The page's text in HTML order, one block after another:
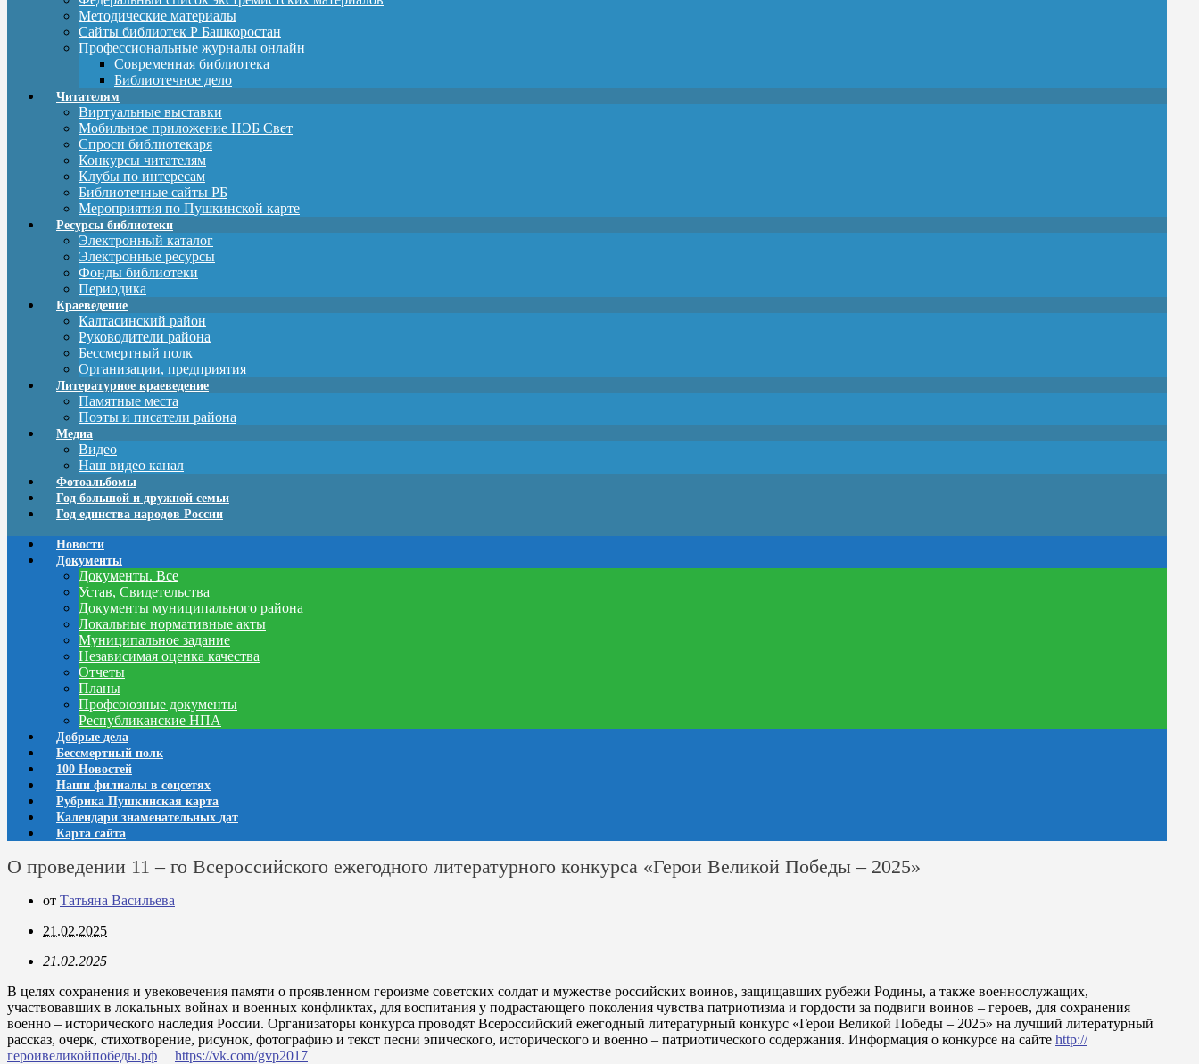
Методические материалы
Сайты библиотек Р Башкоростан
Профессиональные журналы онлайн
Современная библиотека
Библиотечное дело
Читателям
Виртуальные выставки
Мобильное приложение НЭБ Свет
Спроси библиотекаря
Конкурсы читателям
Клубы по интересам
Библиотечные сайты РБ
Мероприятия по Пушкинской карте
Ресурсы библиотеки
Электронный каталог
Электронные ресурсы
Фонды библиотеки
Периодика
Краеведение
Калтасинский район
Руководители района
Бессмертный полк
Организации, предприятия
Литературное краеведение
Памятные места
Поэты и писатели района
Медиа
Видео
Наш видео канал
Фотоальбомы
Год большой и дружной семьи
Год единства народов России
Новости
Документы
Документы. Все
Устав, Свидетельства
Документы муниципального района
Локальные нормативные акты
Муниципальное задание
Независимая оценка качества
Отчеты
Планы
Профсоюзные документы
Республиканские НПА
Добрые дела
Бессмертный полк
100 Новостей
Наши филиалы в соцсетях
Рубрика Пушкинская карта
Календари знаменательных дат
Карта сайта
О проведении 11 – го Всероссийского ежегодного литературного конкурса «Герои Великой Победы – 2025»
от Татьяна Васильева
21.02.2025
21.02.2025
В целях сохранения и увековечения памяти о проявленном героизме советских солдат и мужестве российских воинов, защищавших рубежи Родины, а также военнослужащих,
участвовавших в локальных войнах и военных конфликтах, для воспитания у подрастающего поколения чувства патриотизма и гордости за подвиги воинов – героев, для сохранения
военно – исторического наследия России. Организаторы конкурса проводят Всероссийский ежегодный литературный конкурс «Герои Великой Победы – 2025» на лучший литературный
рассказ, очерк, стихотворение, рисунок, фотографию и текст песни эпического, исторического и военно – патриотического содержания. Информация о конкурсе на сайте http://
героивеликойпобеды.рф
https://vk.com/gvp2017